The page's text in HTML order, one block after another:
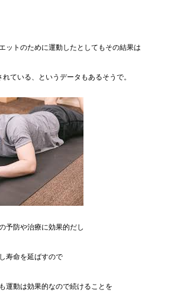
ットのために運動したとしてもその結果は
ている、というデータもあるそうで。
予防や治療に効果的だし
寿命を延ばすので
運動は効果的なので続けることを